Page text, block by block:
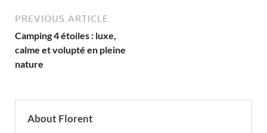
PREVIOUS ARTICLE
Camping 4 étoiles : luxe,
calme et volupté en pleine
nature
About Florent